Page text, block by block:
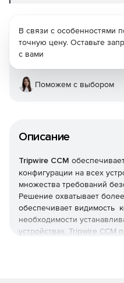
Описание
Tripwire CCM
конфигурации на всех
множества требований
Решение охватывает
обеспечивает видимость
необходимости
устройствах. Tripwire CCM
В связи с особенностями
точную цену. Оставьте
с вами
Поможем с выбором